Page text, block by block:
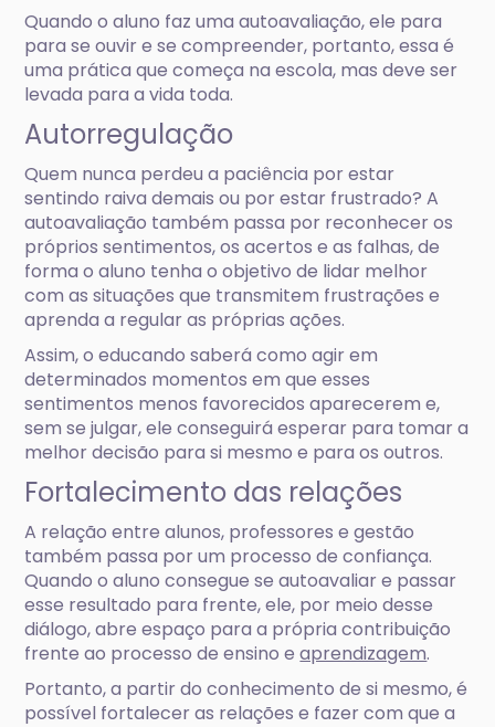
Quando o aluno faz uma autoavaliação, ele para
para se ouvir e se compreender, portanto, essa é
uma prática que começa na escola, mas deve ser
levada para a vida toda.
Autorregulação
Quem nunca perdeu a paciência por estar
sentindo raiva demais ou por estar frustrado? A
autoavaliação também passa por reconhecer os
próprios sentimentos, os acertos e as falhas, de
forma o aluno tenha o objetivo de lidar melhor
com as situações que transmitem frustrações e
aprenda a regular as próprias ações.
Assim, o educando saberá como agir em
determinados momentos em que esses
sentimentos menos favorecidos aparecerem e,
sem se julgar, ele conseguirá esperar para tomar a
melhor decisão para si mesmo e para os outros.
Fortalecimento das relações
A relação entre alunos, professores e gestão
também passa por um processo de confiança.
Quando o aluno consegue se autoavaliar e passar
esse resultado para frente, ele, por meio desse
diálogo, abre espaço para a própria contribuição
frente ao processo de ensino eaprendizagem.
Portanto, a partir do conhecimento de si mesmo, é
possível fortalecer as relações e fazer com que a